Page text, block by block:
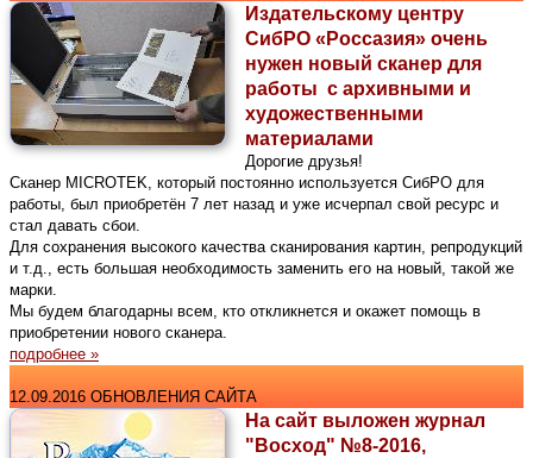
Издательскому центру
СибРО «Россазия» очень
нужен новый сканер для
работы с архивными и
художественными
материалами
Дорогие друзья!
Сканер MICROTEK, который постоянно используется СибРО для
работы, был приобретён 7 лет назад и уже исчерпал свой ресурс и
стал давать сбои.
Для сохранения высокого качества сканирования картин, репродукций
и т.д., есть большая необходимость заменить его на новый, такой же
марки.
Мы будем благодарны всем, кто откликнется и окажет помощь в
приобретении нового сканера.
подробнее »
12.09.2016 ОБНОВЛЕНИЯ САЙТА
На сайт выложен журнал
"Восход" №8-2016,